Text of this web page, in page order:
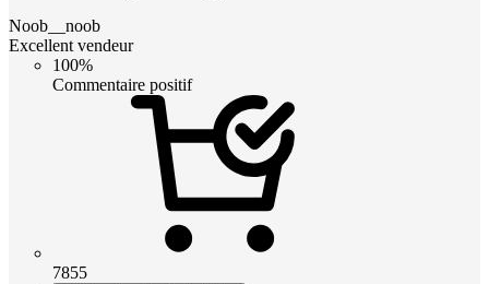
Noob__noob
Excellent vendeur
100%
Commentaire positif
7855